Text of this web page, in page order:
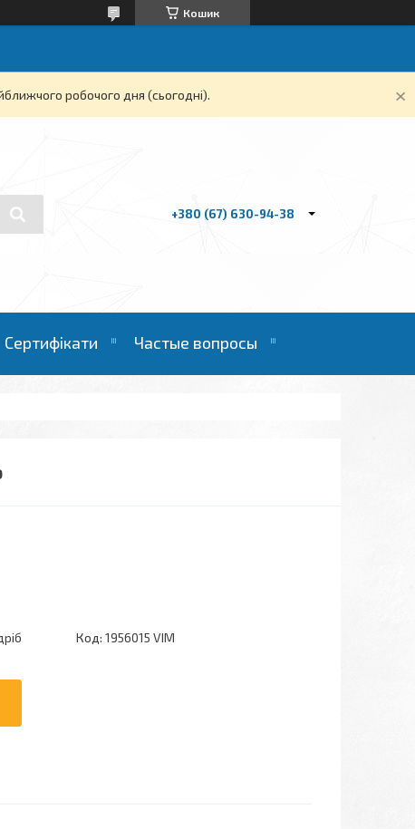
Кошик
робочого дня (сьогодні).
+380 (67) 630-94-38
Сертифікати Частые вопросы
Код: 1956015 VIM